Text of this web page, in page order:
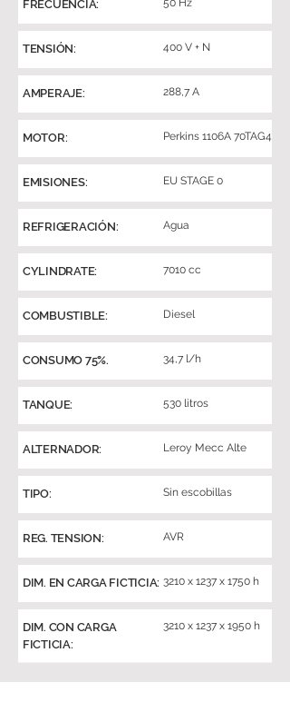
FRECUENCIA: 50 Hz
TENSIÓN: 400 V + N
AMPERAJE: 288,7 A
MOTOR: Perkins 1106A 70TAG4
EMISIONES: EU STAGE 0
REFRIGERACIÓN: Agua
CYLINDRATE: 7010 cc
COMBUSTIBLE: Diesel
CONSUMO 75%. 34,7 l/h
TANQUE: 530 litros
ALTERNADOR: Leroy Mecc Alte
TIPO: Sin escobillas
REG. TENSION: AVR
DIM. EN CARGA FICTICIA: 3210 x 1237 x 1750 h
DIM. CON CARGA
FICTICIA:
3210 x 1237 x 1950 h